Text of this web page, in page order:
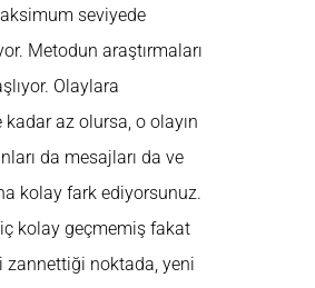
seviyede
Metodun araştırmaları
Olaylara
az olursa, o olayın
da mesajları da ve
kolay fark ediyorsunuz.
kolay geçmemiş fakat
zannettiği noktada, yeni